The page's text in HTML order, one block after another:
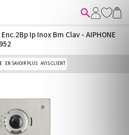

Ip Inox Bm Clav - AIPHONE
EN SAVOIR PLUS AVIS CLIENT